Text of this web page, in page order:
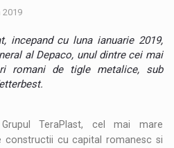
2019
incepand cu luna ianuarie 2019,
al Depaco, unul dintre cei mai
romani de tigle metalice, sub
TeraPlast, cel mai mare
constructii cu capital romanesc si